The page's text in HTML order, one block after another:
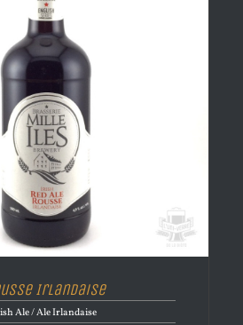
Irlandaise
Ale / Ale Irlandaise